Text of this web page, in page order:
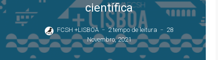
científica
FCSH +LISBOA 2 tempo de leitura
28
Novembro, 2021